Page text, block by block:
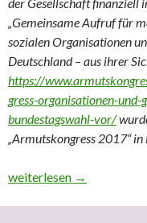
„Gemeinsame Aufruf für
sozialen Organisationen
Deutschland – aus ihrer
https://
gress-organisationen-
bundestagswahl-vor/
„Armutskongress 2017“
1. Strompreise im
weiterlesen →